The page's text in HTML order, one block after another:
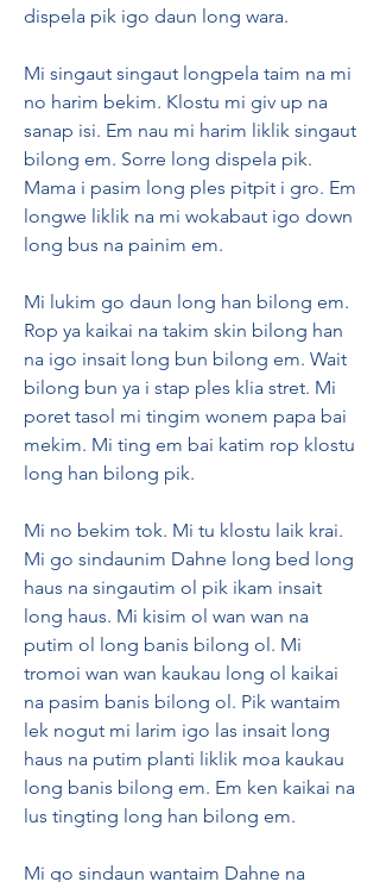
dispela pik igo daun long wara.
Mi singaut singaut longpela taim na mi
no harim bekim. Klostu mi giv up na
sanap isi. Em nau mi harim liklik singaut
bilong em. Sorre long dispela pik.
Mama i pasim long ples pitpit i gro. Em
longwe liklik na mi wokabaut igo down
long bus na painim em.
Mi lukim go daun long han bilong em.
Rop ya kaikai na takim skin bilong han
na igo insait long bun bilong em. Wait
bilong bun ya i stap ples klia stret. Mi
poret tasol mi tingim wonem papa bai
mekim. Mi ting em bai katim rop klostu
long han bilong pik.
Mi no bekim tok. Mi tu klostu laik krai.
Mi go sindaunim Dahne long bed long
haus na singautim ol pik ikam insait
long haus. Mi kisim ol wan wan na
putim ol long banis bilong ol. Mi
tromoi wan wan kaukau long ol kaikai
na pasim banis bilong ol. Pik wantaim
lek nogut mi larim igo las insait long
haus na putim planti liklik moa kaukau
long banis bilong em. Em ken kaikai na
lus tingting long han bilong em.
Mi go sindaun wantaim Dahne na